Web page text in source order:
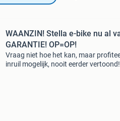
WAANZIN! Stella e-bike nu al
GARANTIE! OP=OP!
Vraag niet hoe het kan, maar
inruil mogelijk, nooit eerder